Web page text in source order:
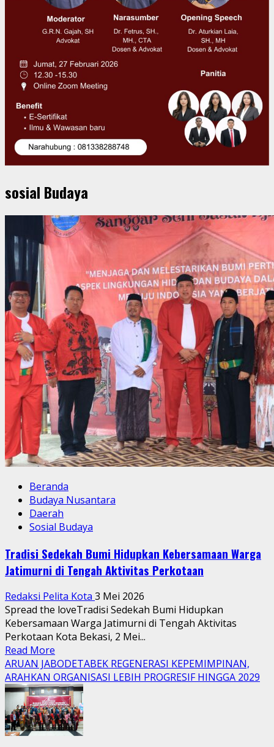
sosial Budaya
Beranda
Budaya Nusantara
Daerah
Sosial Budaya
Tradisi Sedekah Bumi Hidupkan Kebersamaan Warga
Jatimurni di Tengah Aktivitas Perkotaan
Redaksi Pelita Kota 3 Mei 2026
Spread the loveTradisi Sedekah Bumi Hidupkan
Kebersamaan Warga Jatimurni di Tengah Aktivitas
Perkotaan Kota Bekasi, 2 Mei...
Read More
more
about
Tradisi
Sedekah
Bumi
Hidupkan
ARUAN JABODETABEK REGENERASI KEPEMIMPINAN,
ARAHKAN ORGANISASI LEBIH PROGRESIF HINGGA 2029